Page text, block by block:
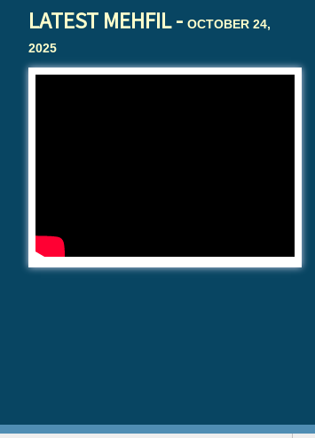
LATEST MEHFIL - OCTOBER 24,
2025